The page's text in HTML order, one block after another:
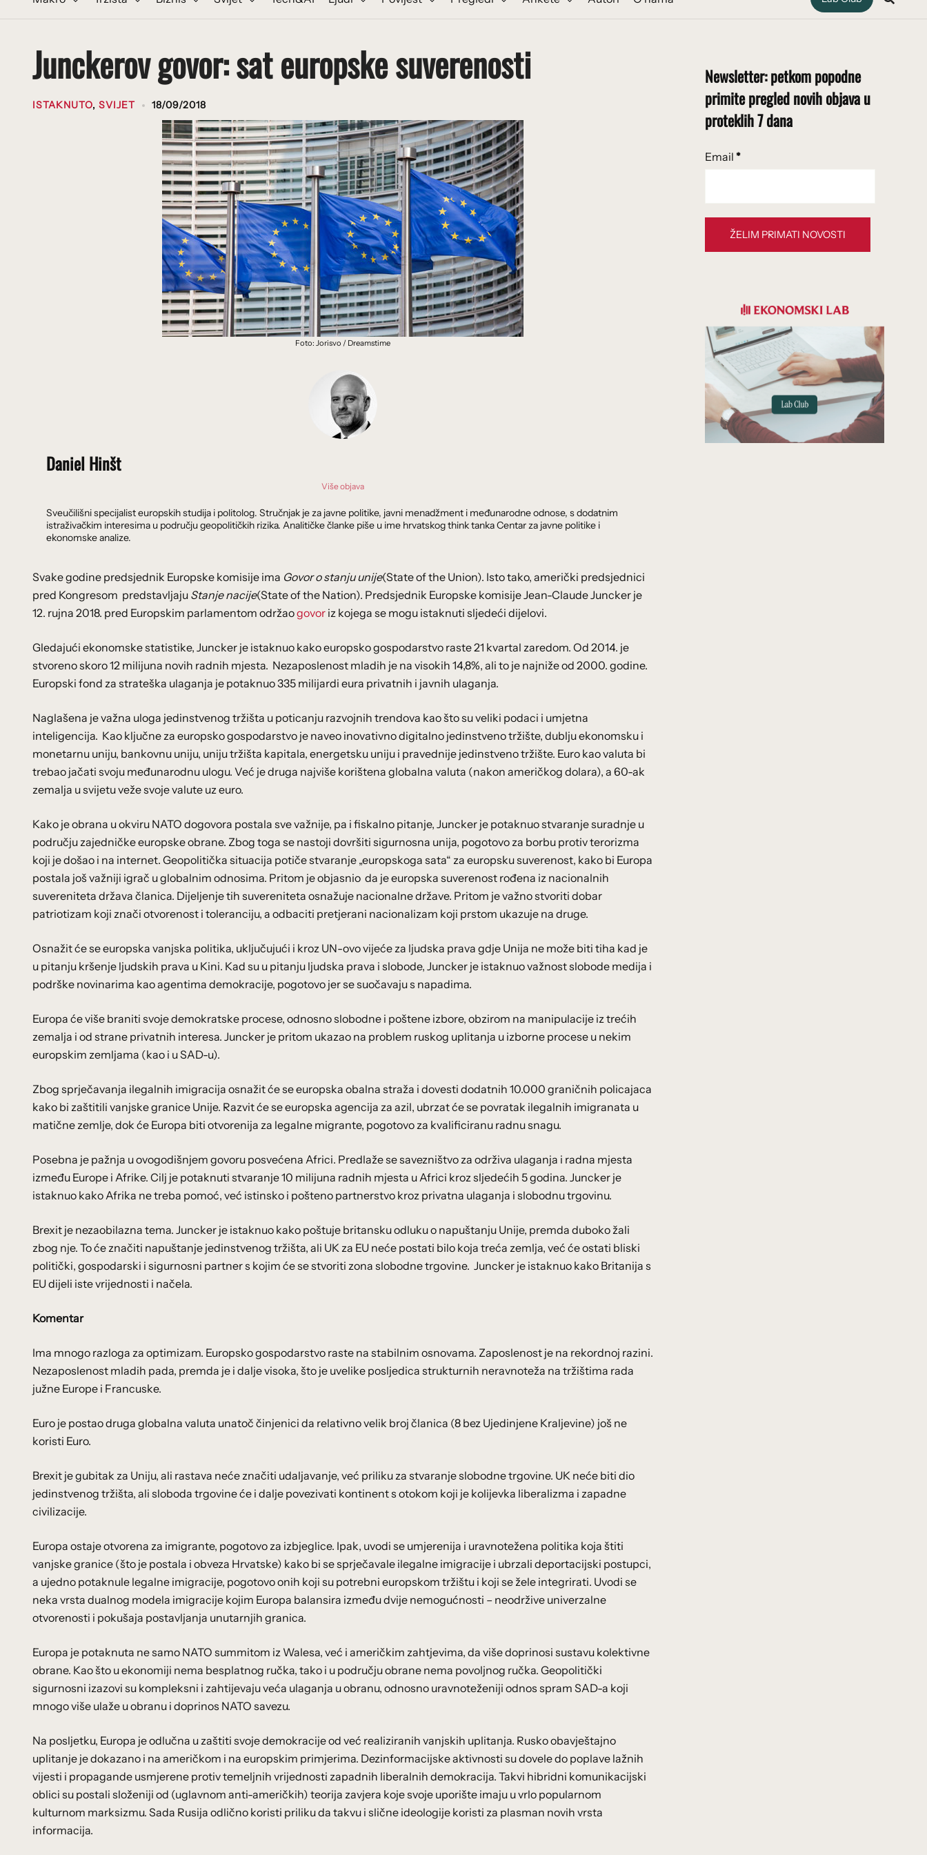
Junckerov govor: sat europske suverenosti
ISTAKNUTO, SVIJET 18/09/2018
Foto: Jorisvo / Dreamstime
Daniel Hinšt
Više objava
Sveučilišni specijalist europskih studija i politolog. Stručnjak je za javne politike, javni menadžment i međunarodne odnose, s dodatnim
istraživačkim interesima u području geopolitičkih rizika. Analitičke članke piše u ime hrvatskog think tanka Centar za javne politike i
ekonomske analize.
Svake godine predsjednik Europske komisije ima Govor o stanju unije(State of the Union). Isto tako, američki predsjednici
pred Kongresom predstavljaju Stanje nacije(State of the Nation). Predsjednik Europske komisije Jean-Claude Juncker je
12. rujna 2018. pred Europskim parlamentom održaogovor iz kojega se mogu istaknuti sljedeći dijelovi.
Gledajući ekonomske statistike, Juncker je istaknuo kako europsko gospodarstvo raste 21 kvartal zaredom. Od 2014. je
stvoreno skoro 12 milijuna novih radnih mjesta. Nezaposlenost mladih je na visokih 14,8%, ali to je najniže od 2000. godine.
Europski fond za strateška ulaganja je potaknuo 335 milijardi eura privatnih i javnih ulaganja.
Naglašena je važna uloga jedinstvenog tržišta u poticanju razvojnih trendova kao što su veliki podaci i umjetna
inteligencija. Kao ključne za europsko gospodarstvo je naveo inovativno digitalno jedinstveno tržište, dublju ekonomsku i
monetarnu uniju, bankovnu uniju, uniju tržišta kapitala, energetsku uniju i pravednije jedinstveno tržište. Euro kao valuta bi
trebao jačati svoju međunarodnu ulogu. Već je druga najviše korištena globalna valuta (nakon američkog dolara), a 60-ak
zemalja u svijetu veže svoje valute uz euro.
Kako je obrana u okviru NATO dogovora postala sve važnije, pa i fiskalno pitanje, Juncker je potaknuo stvaranje suradnje u
području zajedničke europske obrane. Zbog toga se nastoji dovršiti sigurnosna unija, pogotovo za borbu protiv terorizma
koji je došao i na internet. Geopolitička situacija potiče stvaranje „europskoga sata“ za europsku suverenost, kako bi Europa
postala još važniji igrač u globalnim odnosima. Pritom je objasnio da je europska suverenost rođena iz nacionalnih
suvereniteta država članica. Dijeljenje tih suvereniteta osnažuje nacionalne države. Pritom je važno stvoriti dobar
patriotizam koji znači otvorenost i toleranciju, a odbaciti pretjerani nacionalizam koji prstom ukazuje na druge.
Osnažit će se europska vanjska politika, uključujući i kroz UN-ovo vijeće za ljudska prava gdje Unija ne može biti tiha kad je
u pitanju kršenje ljudskih prava u Kini. Kad su u pitanju ljudska prava i slobode, Juncker je istaknuo važnost slobode medija i
podrške novinarima kao agentima demokracije, pogotovo jer se suočavaju s napadima.
Europa će više braniti svoje demokratske procese, odnosno slobodne i poštene izbore, obzirom na manipulacije iz trećih
zemalja i od strane privatnih interesa. Juncker je pritom ukazao na problem ruskog uplitanja u izborne procese u nekim
europskim zemljama (kao i u SAD-u).
Zbog sprječavanja ilegalnih imigracija osnažit će se europska obalna straža i dovesti dodatnih 10.000 graničnih policajaca
kako bi zaštitili vanjske granice Unije. Razvit će se europska agencija za azil, ubrzat će se povratak ilegalnih imigranata u
matične zemlje, dok će Europa biti otvorenija za legalne migrante, pogotovo za kvalificiranu radnu snagu.
Posebna je pažnja u ovogodišnjem govoru posvećena Africi. Predlaže se savezništvo za održiva ulaganja i radna mjesta
između Europe i Afrike. Cilj je potaknuti stvaranje 10 milijuna radnih mjesta u Africi kroz sljedećih 5 godina. Juncker je
istaknuo kako Afrika ne treba pomoć, već istinsko i pošteno partnerstvo kroz privatna ulaganja i slobodnu trgovinu.
Brexit je nezaobilazna tema. Juncker je istaknuo kako poštuje britansku odluku o napuštanju Unije, premda duboko žali
zbog nje. To će značiti napuštanje jedinstvenog tržišta, ali UK za EU neće postati bilo koja treća zemlja, već će ostati bliski
politički, gospodarski i sigurnosni partner s kojim će se stvoriti zona slobodne trgovine. Juncker je istaknuo kako Britanija s
EU dijeli iste vrijednosti i načela.
Komentar
Ima mnogo razloga za optimizam. Europsko gospodarstvo raste na stabilnim osnovama. Zaposlenost je na rekordnoj razini.
Nezaposlenost mladih pada, premda je i dalje visoka, što je uvelike posljedica strukturnih neravnoteža na tržištima rada
južne Europe i Francuske.
Euro je postao druga globalna valuta unatoč činjenici da relativno velik broj članica (8 bez Ujedinjene Kraljevine) još ne
koristi Euro.
Brexit je gubitak za Uniju, ali rastava neće značiti udaljavanje, već priliku za stvaranje slobodne trgovine. UK neće biti dio
jedinstvenog tržišta, ali sloboda trgovine će i dalje povezivati kontinent s otokom koji je kolijevka liberalizma i zapadne
civilizacije.
Europa ostaje otvorena za imigrante, pogotovo za izbjeglice. Ipak, uvodi se umjerenija i uravnotežena politika koja štiti
vanjske granice (što je postala i obveza Hrvatske) kako bi se sprječavale ilegalne imigracije i ubrzali deportacijski postupci,
a ujedno potaknule legalne imigracije, pogotovo onih koji su potrebni europskom tržištu i koji se žele integrirati. Uvodi se
neka vrsta dualnog modela imigracije kojim Europa balansira između dvije nemogućnosti – neodržive univerzalne
otvorenosti i pokušaja postavljanja unutarnjih granica.
Europa je potaknuta ne samo NATO summitom iz Walesa, već i američkim zahtjevima, da više doprinosi sustavu kolektivne
obrane. Kao što u ekonomiji nema besplatnog ručka, tako i u području obrane nema povoljnog ručka. Geopolitički
sigurnosni izazovi su kompleksni i zahtijevaju veća ulaganja u obranu, odnosno uravnoteženiji odnos spram SAD-a koji
mnogo više ulaže u obranu i doprinos NATO savezu.
Na posljetku, Europa je odlučna u zaštiti svoje demokracije od već realiziranih vanjskih uplitanja. Rusko obavještajno
uplitanje je dokazano i na američkom i na europskim primjerima. Dezinformacijske aktivnosti su dovele do poplave lažnih
vijesti i propagande usmjerene protiv temeljnih vrijednosti zapadnih liberalnih demokracija. Takvi hibridni komunikacijski
oblici su postali složeniji od (uglavnom anti-američkih) teorija zavjera koje svoje uporište imaju u vrlo popularnom
kulturnom marksizmu. Sada Rusija odlično koristi priliku da takvu i slične ideologije koristi za plasman novih vrsta
informacija.
Newsletter: petkom popodne
primite pregled novih objava u
proteklih 7 dana
Email *